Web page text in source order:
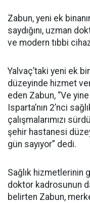
Zabun, yeni ek
saydığını, uzman
ve modern tıbbi
Yalvaç’taki yeni ek
düzeyinde hizmet
eden Zabun, “Ve yine
Isparta’nın 2’nci
çalışmalarımızı
şehir hastanesi
gün sayıyor” dedi.
Sağlık hizmetlerinin
doktor kadrosunun
belirten Zabun,